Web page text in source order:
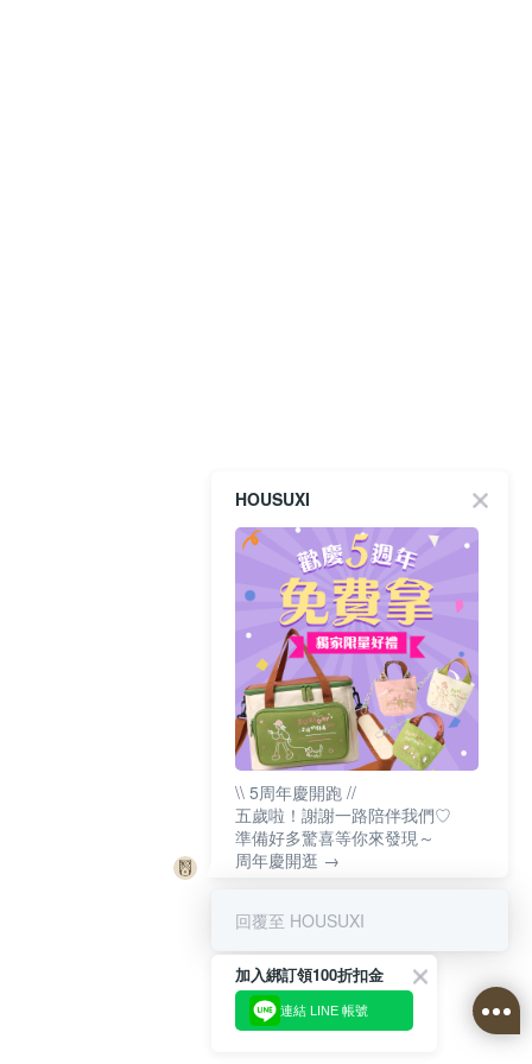
HOUSUXI
\\ 5周年慶開跑 //
五歲啦！謝謝一路陪伴我們♡
準備好多驚喜等你來發現～
周年慶開逛 →
回覆至 HOUSUXI
加入綁訂領100折扣金
連結 LINE 帳號